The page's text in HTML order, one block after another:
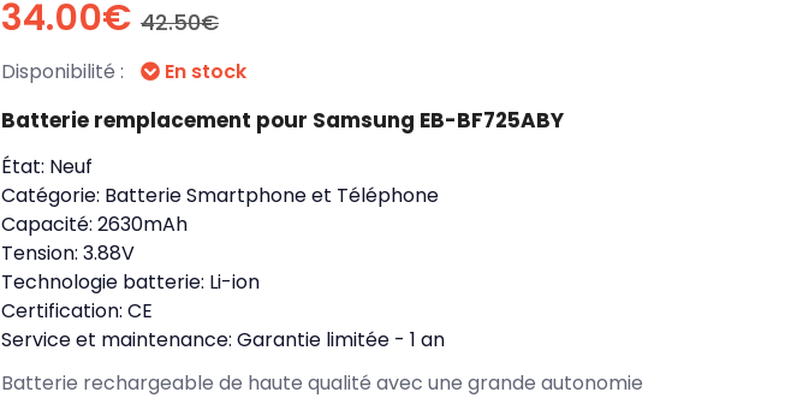
34.00€ 42.50€
Disponibilité : En stock
Batterie remplacement pour Samsung EB-BF725ABY
État: Neuf
Catégorie: Batterie Smartphone et Téléphone
Capacité: 2630mAh
Tension: 3.88V
Technologie batterie: Li-ion
Certification: CE
Service et maintenance: Garantie limitée - 1 an
Batterie rechargeable de haute qualité avec une grande autonomie